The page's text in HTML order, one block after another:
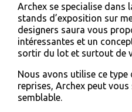
Archex se specialise dans
stands d’exposition sur
designers saura vous
intéressantes et un
sortir du lot et surtout de
Nous avons utilise ce
reprises, Archex peut
semblable.